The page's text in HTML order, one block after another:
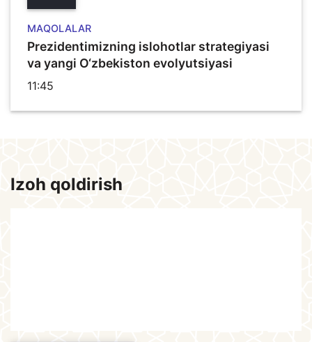
MAQOLALAR
Prezidentimizning islohotlar strategiyasi
va yangi O‘zbekiston evolyutsiyasi
11:45
Izoh qoldirish